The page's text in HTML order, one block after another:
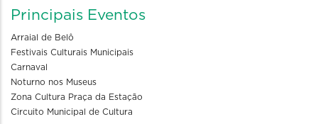
Principais Eventos
Arraial de Belô
Festivais Culturais Municipais
Carnaval
Noturno nos Museus
Zona Cultura Praça da Estação
Circuito Municipal de Cultura